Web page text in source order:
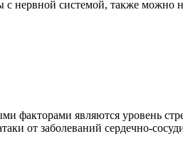
нервной системой, также можно
факторами являются уровень
от заболеваний сердечно-